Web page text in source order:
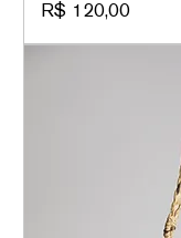
Preço
R$ 120,00